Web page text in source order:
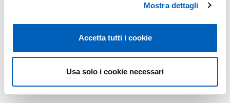
Mostra dettagli
Accetta tutti i cookie
Usa solo i cookie necessari